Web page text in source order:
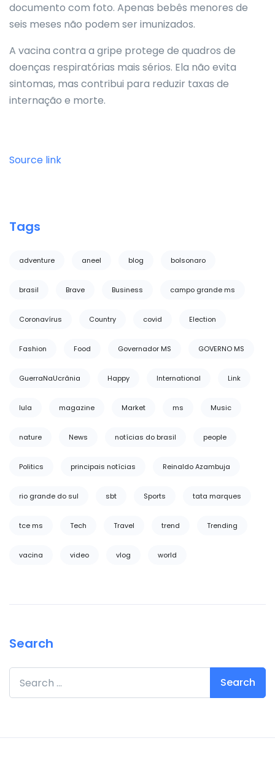
documento com foto. Apenas bebês menores de
seis meses não podem ser imunizados.
A vacina contra a gripe protege de quadros de
doenças respiratórias mais sérios. Ela não evita
sintomas, mas contribui para reduzir taxas de
internação e morte.
Source link
Tags
adventure aneel blog bolsonaro
brasil Brave Business campo grande ms
Coronavírus Country covid Election
Fashion Food Governador MS GOVERNO MS
GuerraNaUcrânia Happy International Link
lula magazine Market ms Music
nature News notícias do brasil people
Politics principais notícias Reinaldo Azambuja
rio grande do sul sbt Sports tata marques
tce ms Tech Travel trend Trending
vacina video vlog world
Search
Search for: